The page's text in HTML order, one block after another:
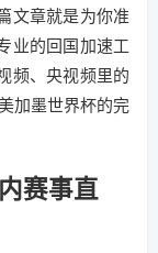
文章就是为你准
业的回国加速工
频、央视频里的
加墨世界杯的完
赛事直